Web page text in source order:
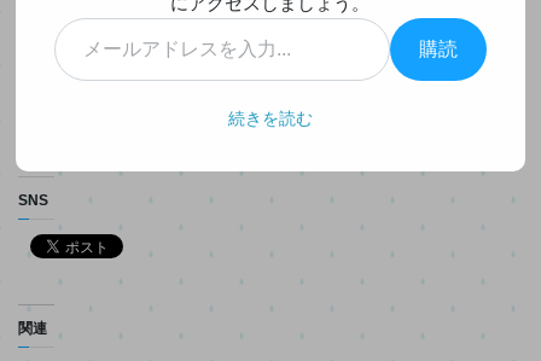
通信障害の復旧について
5月6日より続いておりました、「practicalaction.co.jp」ドメイン
からのメールの通信障害は5月19日時点で復旧致しました。関係者
SNS
関連
メ
ー
レ
を
入
力...
購読
続きを読む